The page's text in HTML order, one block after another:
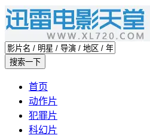
首页
动作片
犯罪片
科幻片